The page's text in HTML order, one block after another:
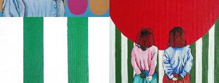
Transparence. Acrylique sur carton.
18x24 cm.